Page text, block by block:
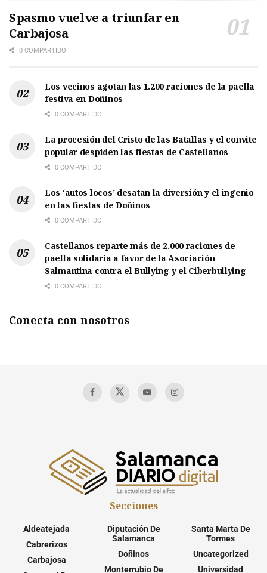
Spasmo vuelve a triunfar en
Carbajosa
0 COMPARTIDO
Los vecinos agotan las 1.200 raciones de la paella
festiva en Doñinos
0 COMPARTIDO
La procesión del Cristo de las Batallas y el convite
popular despiden las fiestas de Castellanos
0 COMPARTIDO
Los ‘autos locos’ desatan la diversión y el ingenio
en las fiestas de Doñinos
0 COMPARTIDO
Castellanos reparte más de 2.000 raciones de
paella solidaria a favor de la Asociación
Salmantina contra el Bullying y el Ciberbullying
0 COMPARTIDO
Conecta con nosotros
Secciones
Aldeatejada
Cabrerizos
Carbajosa
Diputación De
Salamanca
Doñinos
Monterrubio De
Santa Marta De
Tormes
Uncategorized
Universidad